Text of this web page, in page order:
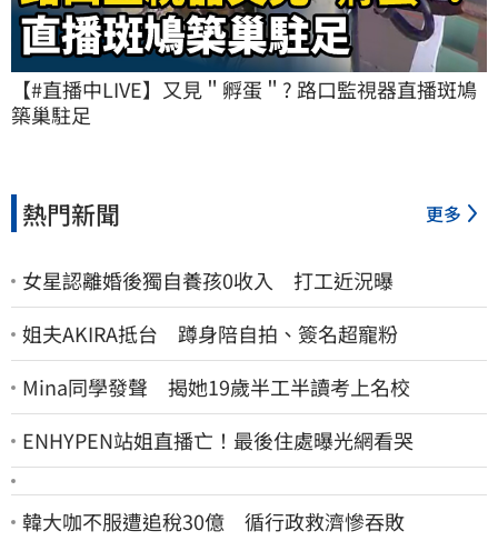
【#直播中LIVE】又見＂孵蛋＂? 路口監視器直播斑鳩
築巢駐足
熱門新聞 更多
女星認離婚後獨自養孩0收入 打工近況曝
姐夫AKIRA抵台 蹲身陪自拍、簽名超寵粉
Mina同學發聲 揭她19歲半工半讀考上名校
ENHYPEN站姐直播亡！最後住處曝光網看哭
韓大咖不服遭追稅30億 循行政救濟慘吞敗